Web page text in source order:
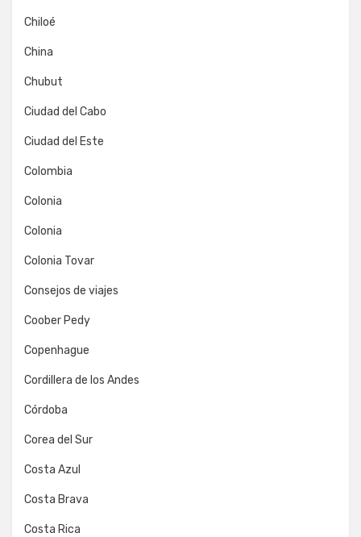
Chiloé
China
Chubut
Ciudad del Cabo
Ciudad del Este
Colombia
Colonia
Colonia
Colonia Tovar
Consejos de viajes
Coober Pedy
Copenhague
Cordillera de los Andes
Córdoba
Corea del Sur
Costa Azul
Costa Brava
Costa Rica